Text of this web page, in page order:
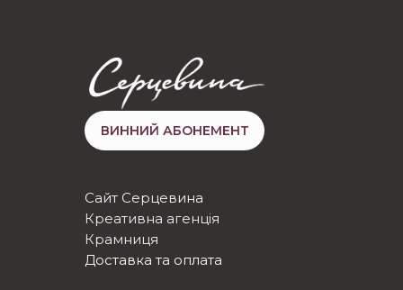
Сайт Серцевина
Креативна агенція
Крамниця
Доставка та оплата
ВИННИЙ АБОНЕМЕНТ